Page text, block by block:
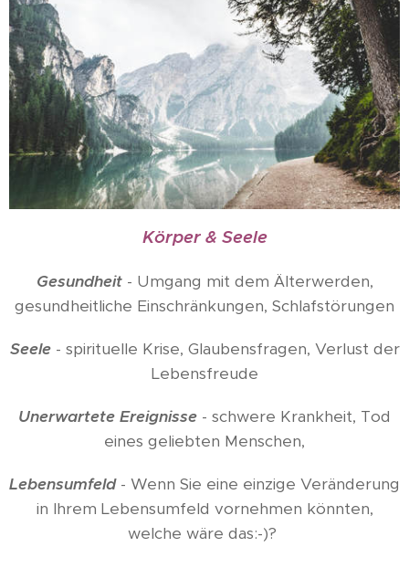
Körper & Seele
Gesundheit- Umgang mit dem Älterwerden,
gesundheitliche Einschränkungen, Schlafstörungen
Seele- spirituelle Krise, Glaubensfragen, Verlust der
Lebensfreude
Unerwartete Ereignisse - schwere Krankheit, Tod
eines geliebten Menschen,
Lebensumfeld- Wenn Sie eine einzige Veränderung
in Ihrem Lebensumfeld vornehmen könnten,
welche wäre das:-)?